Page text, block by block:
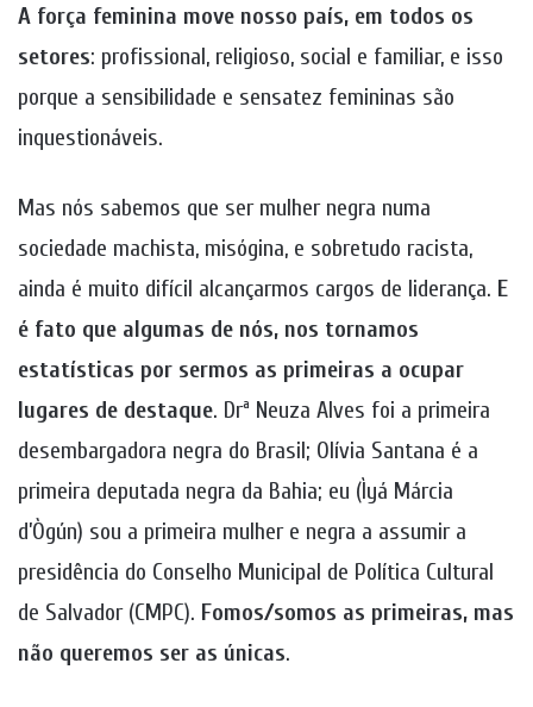
A força feminina move nosso país, em todos os
setores: profissional, religioso, social e familiar, e isso
porque a sensibilidade e sensatez femininas são
inquestionáveis.
Mas nós sabemos que ser mulher negra numa
sociedade machista, misógina, e sobretudo racista,
ainda é muito difícil alcançarmos cargos de liderança. E
é fato que algumas de nós, nos tornamos
estatísticas por sermos as primeiras a ocupar
lugares de destaque. Drª Neuza Alves foi a primeira
desembargadora negra do Brasil; Olívia Santana é a
primeira deputada negra da Bahia; eu (Ìyá Márcia
d’Ògún) sou a primeira mulher e negra a assumir a
presidência do Conselho Municipal de Política Cultural
de Salvador (CMPC). Fomos/somos as primeiras, mas
não queremos ser as únicas.